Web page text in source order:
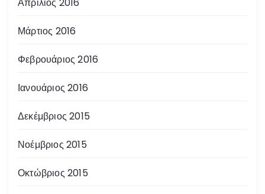
Απρίλιος 2016
Μάρτιος 2016
Φεβρουάριος 2016
Ιανουάριος 2016
Δεκέμβριος 2015
Νοέμβριος 2015
Οκτώβριος 2015